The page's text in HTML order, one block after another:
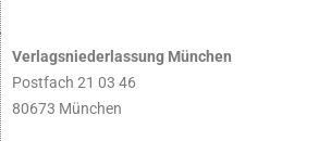
Verlagsniederlassung München
Postfach 21 03 46
80673 München